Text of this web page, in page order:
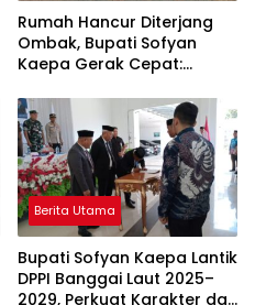
Rumah Hancur Diterjang
Ombak, Bupati Sofyan
Kaepa Gerak Cepat:
Diserahkan!
Berita Utama
Bupati Sofyan Kaepa Lantik
DPPI Banggai Laut 2025–
2029, Perkuat Karakter dan